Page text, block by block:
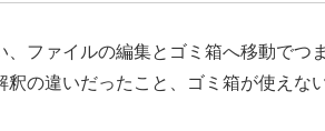
ファイルの編集とゴミ箱へ移動でつ
の違いだったこと、ゴミ箱が使えな